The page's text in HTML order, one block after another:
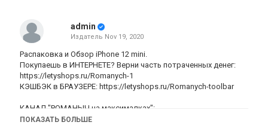
admin
Издатель Nov 19, 2020
Распаковка и Обзор iPhone 12 mini.
Покупаешь в ИНТЕРНЕТЕ? Верни часть потраченных денег:
https://letyshops.ru/Romanych-1
КЭШБЭК в БРАУЗЕРЕ: https://letyshops.ru/Romanych-toolbar
КАНАЛ "РОМАНЫЧ на максималках":
https://www.youtube.com/channel/UCZrHOEUCYBUee0dNlMKds4w
ПОКАЗАТЬ БОЛЬШЕ